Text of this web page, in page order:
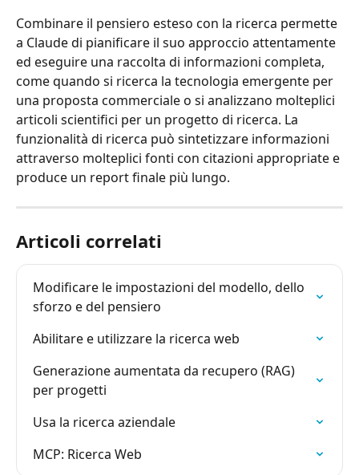
Combinare il pensiero esteso con la ricerca permette
a Claude di pianificare il suo approccio attentamente
ed eseguire una raccolta di informazioni completa,
come quando si ricerca la tecnologia emergente per
una proposta commerciale o si analizzano molteplici
articoli scientifici per un progetto di ricerca. La
funzionalità di ricerca può sintetizzare informazioni
attraverso molteplici fonti con citazioni appropriate e
produce un report finale più lungo.
Articoli correlati
Modificare le impostazioni del modello, dello
sforzo e del pensiero
Abilitare e utilizzare la ricerca web
Generazione aumentata da recupero (RAG)
per progetti
Usa la ricerca aziendale
MCP: Ricerca Web